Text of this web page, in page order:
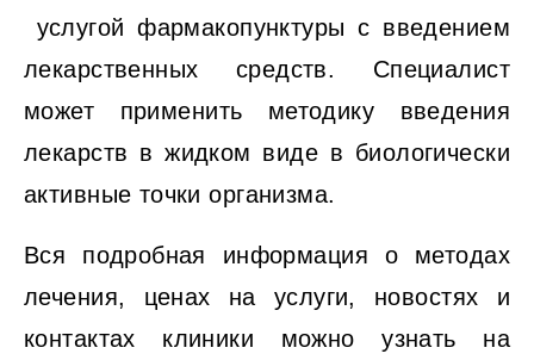
услугой фармакопунктуры с введением
лекарственных средств. Специалист
может применить методику введения
лекарств в жидком виде в биологически
активные точки организма.
Вся подробная информация о методах
лечения, ценах на услуги, новостях и
контактах клиники можно узнать на